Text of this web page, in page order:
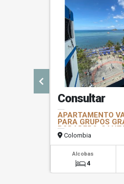
Consultar
APARTAMENTO
PARA GRUPOS
RODADERO,
Colombia
Alcobas
4